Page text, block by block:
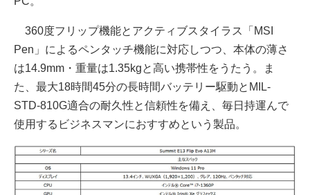
360度フリップ機能とアクティブスタイラス「MSI
Pen」によるペンタッチ機能に対応しつつ、本体の薄さ
は14.9mm・重量は1.35kgと高い携帯性をうたう。ま
た、最大18時間45分の長時間バッテリー駆動とMIL-
STD-810G適合の耐久性と信頼性を備え、毎日持運んで
使用するビジネスマンにおすすめという製品。